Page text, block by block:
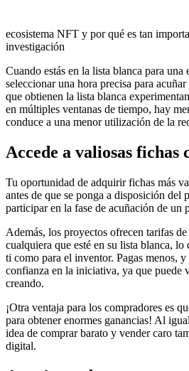
ecosistema NFT y por qué es tan
investigación
Cuando estás en la lista blanca para una
seleccionar una hora precisa para
que obtienen la lista blanca
en múltiples ventanas de tiempo, hay
conduce a una menor utilización de la
Accede a valiosas fichas
Tu oportunidad de adquirir fichas más
antes de que se ponga a disposición del
participar en la fase de acuñación de un
Además, los proyectos ofrecen tarifas de
cualquiera que esté en su lista blanca, lo
ti como para el inventor. Pagas menos,
confianza en la iniciativa, ya que puede
creando.
¡Otra ventaja para los compradores es
para obtener enormes ganancias! Al
idea de comprar barato y vender caro
digital.